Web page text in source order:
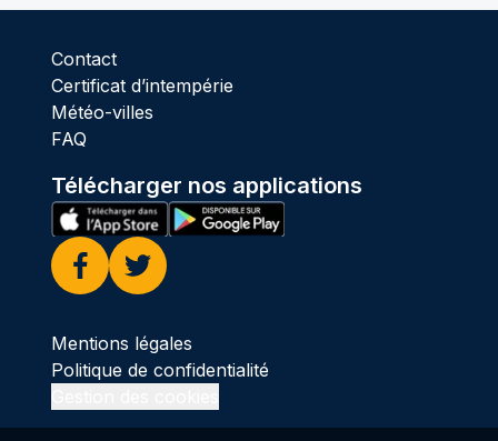
Contact
Certificat d’intempérie
Météo-villes
FAQ
Télécharger nos applications
Facebook
Twitter
Mentions légales
Politique de confidentialité